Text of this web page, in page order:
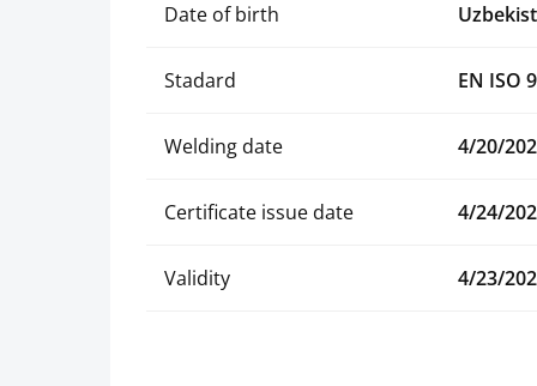
Date of birth
Stadard EN ISO
Welding date 4/20/
Certificate issue date 4/24/
Validity 4/23/